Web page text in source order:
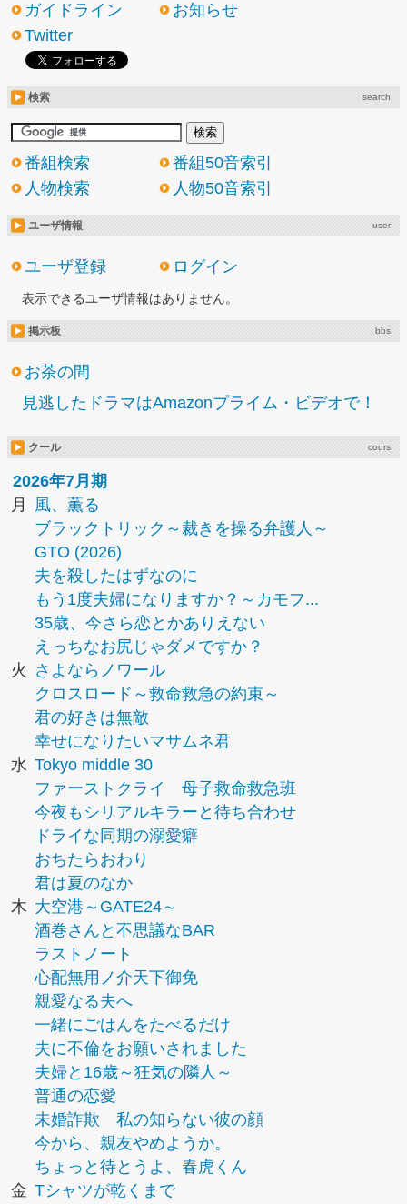
ガイドライン
お知らせ
Twitter
検索 search
番組検索
番組50音索引
人物検索
人物50音索引
ユーザ情報 user
ユーザ登録 ログイン
表示できるユーザ情報はありません。
掲示板 bbs
お茶の間
見逃したドラマはAmazonプライム・ビデオで！
クール cours
2026年7月期
月
風、薫る
ブラックトリック～裁きを操る弁護人～
GTO (2026)
夫を殺したはずなのに
もう1度夫婦になりますか？～カモフ...
35歳、今さら恋とかありえない
えっちなお尻じゃダメですか？
火
さよならノワール
クロスロード～救命救急の約束～
君の好きは無敵
幸せになりたいマサムネ君
水 Tokyo middle 30
ファーストクライ 母子救命救急班
今夜もシリアルキラーと待ち合わせ
ドライな同期の溺愛癖
おちたらおわり
君は夏のなか
木 大空港～GATE24～
酒巻さんと不思議なBAR
ラストノート
心配無用ノ介天下御免
親愛なる夫へ
一緒にごはんをたべるだけ
夫に不倫をお願いされました
夫婦と16歳～狂気の隣人～
普通の恋愛
未婚詐欺 私の知らない彼の顔
今から、親友やめようか。
ちょっと待とうよ、春虎くん
金 Tシャツが乾くまで